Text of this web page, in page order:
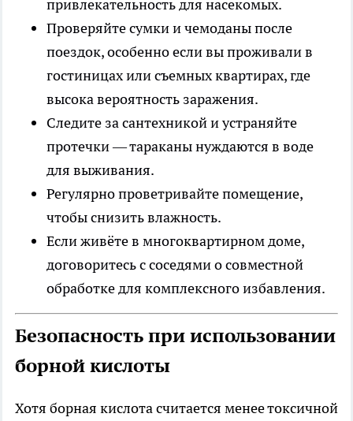
привлекательность для насекомых.
Проверяйте сумки и чемоданы после
поездок, особенно если вы проживали в
гостиницах или съемных квартирах, где
высока вероятность заражения.
Следите за сантехникой и устраняйте
протечки — тараканы нуждаются в воде
для выживания.
Регулярно проветривайте помещение,
чтобы снизить влажность.
Если живёте в многоквартирном доме,
договоритесь с соседями о совместной
обработке для комплексного избавления.
Безопасность при использовании
борной кислоты
Хотя борная кислота считается менее токсичной